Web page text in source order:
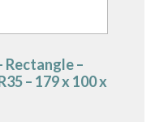
Rectangle –
– 179 x 100 x